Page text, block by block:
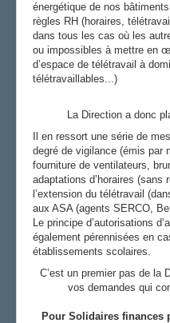
énergétique de nos
règles RH (horaires,
dans tous les cas où les
ou impossibles à mettre en
d’espace de télétravail à
télétravaillables...)
La Direction a donc
Il en ressort une série de
degré de vigilance (émis par
fourniture de ventilateurs,
adaptations d’horaires
l’extension du télétravail
aux ASA (agents SERCO,
Le principe d’autorisations
également pérennisées en
établissements scolaires.
C’est un premier pas de la
vos demandes qui
Pour Solidaires finances